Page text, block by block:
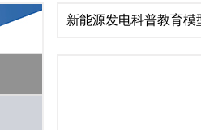
新能源发电科普教育模